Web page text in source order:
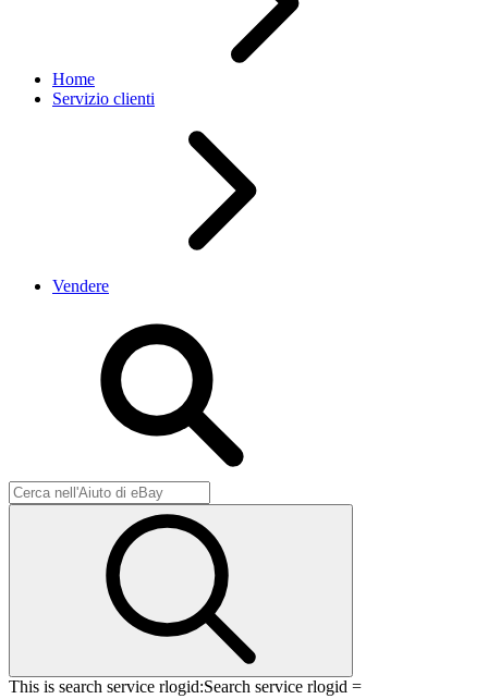
Home
Servizio clienti
Vendere
This is search service rlogid:Search service rlogid =